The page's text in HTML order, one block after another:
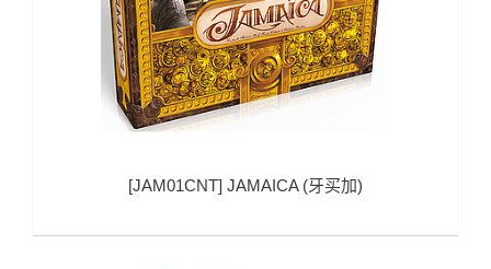
[JAM01CNT] JAMAICA (牙买加)